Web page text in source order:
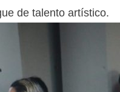
de talento artístico.